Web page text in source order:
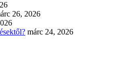
26, 2026
márc 24, 2026